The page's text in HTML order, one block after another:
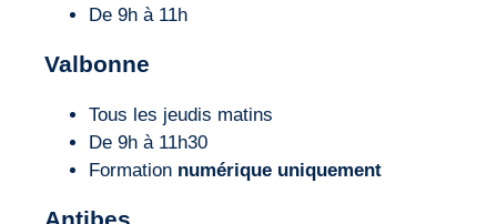
De 9h à 11h
Valbonne
Tous les jeudis matins
De 9h à 11h30
Formation numérique uniquement